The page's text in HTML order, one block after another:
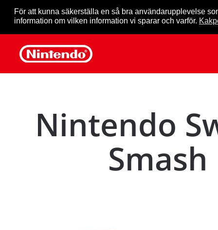
För att kunna säkerställa en så bra användarupplevelse
information om vilken information vi sparar och varför.
Skip to main content
Nintendo